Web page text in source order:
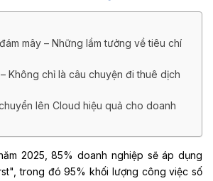
mây – Những lầm tưởng về tiêu chí
Không chỉ là câu chuyện đi thuê dịch
lên Cloud hiệu quả cho doanh
2025, 85% doanh nghiệp sẽ áp dụng
trong đó 95% khối lượng công việc số